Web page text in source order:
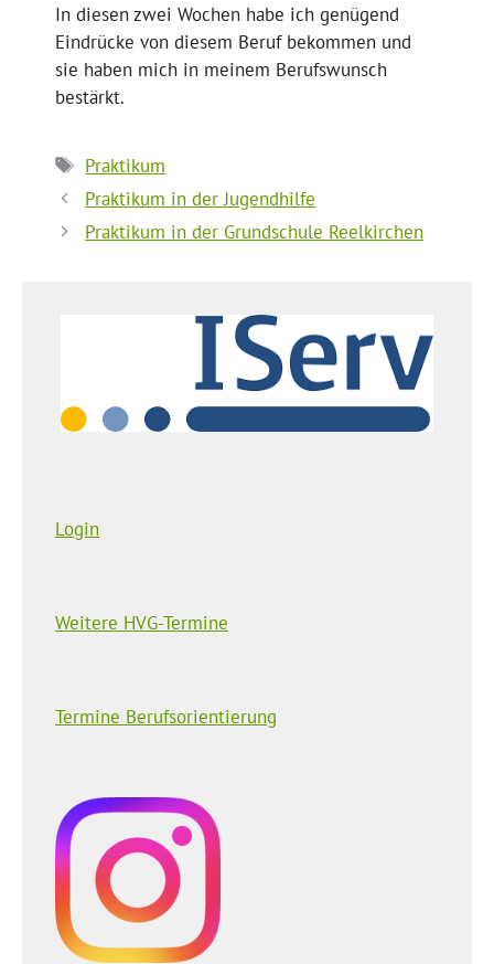
In diesen zwei Wochen habe ich genügend
Eindrücke von diesem Beruf bekommen und
sie haben mich in meinem Berufswunsch
bestärkt.
Schlagwörter
Praktikum
Praktikum in der Jugendhilfe
Praktikum in der Grundschule Reelkirchen
Login
Weitere HVG-Termine
Termine Berufsorientierung